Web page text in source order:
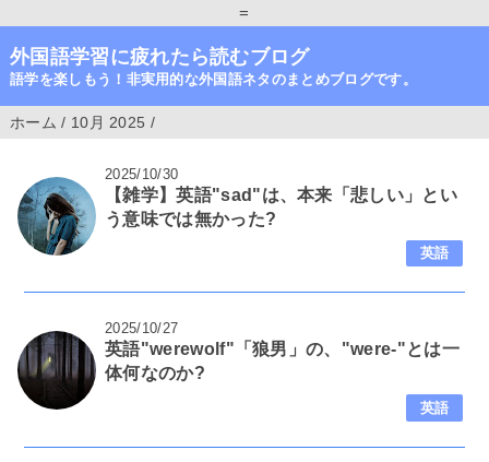
=
外国語学習に疲れたら読むブログ
語学を楽しもう！非実用的な外国語ネタのまとめブログです。
ホーム / 10月 2025 /
2025/10/30
【雑学】英語"sad"は、本来「悲しい」とい
う意味では無かった?
英語
2025/10/27
英語"werewolf"「狼男」の、"were-"とは一
体何なのか?
英語